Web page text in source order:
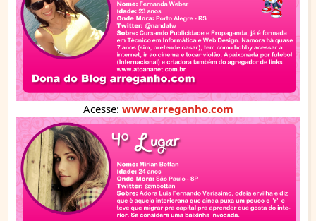
Acesse: www.arreganho.com